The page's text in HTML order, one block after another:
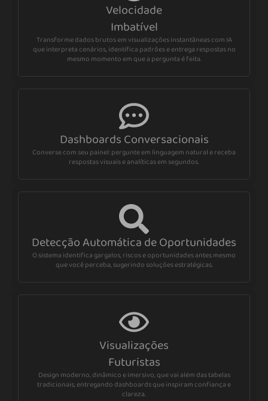
Velocidade
Imbatível
Transforme dados brutos em visualizações instantâneas com IA
que interpreta cenários, identifica padrões e entrega respostas no
mesmo momento em que a pergunta é feita.
Dashboards Conversacionais
Converse com seu painel: pergunte em linguagem natural e receba
respostas visuais e analíticas em segundos.
Detecção Automática de Oportunidades
O sistema identifica gargalos, riscos e oportunidades antes mesmo
que você perceba, sugerindo soluções estratégicas.
Visualizações
Futuristas
Design moderno, dinâmico e imersivo, que vai além das tabelas
tradicionais, entregando dashboards que inspiram confiança e
clareza.